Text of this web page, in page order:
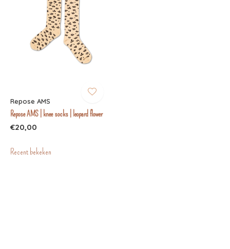
Repose AMS
Repose AMS | knee socks | leopard flower
€20,00
Recent bekeken